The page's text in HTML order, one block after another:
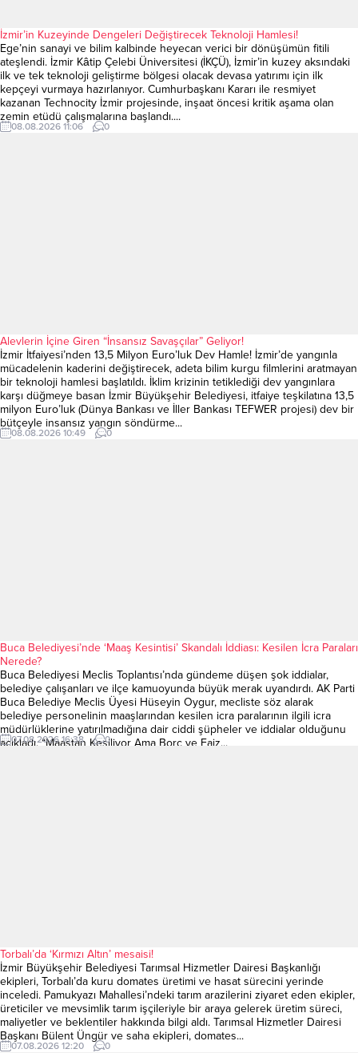
İzmir’in Kuzeyinde Dengeleri Değiştirecek Teknoloji Hamlesi!
Ege’nin sanayi ve bilim kalbinde heyecan verici bir dönüşümün fitili
ateşlendi. İzmir Kâtip Çelebi Üniversitesi (İKÇÜ), İzmir’in kuzey aksındaki
ilk ve tek teknoloji geliştirme bölgesi olacak devasa yatırımı için ilk
kepçeyi vurmaya hazırlanıyor. Cumhurbaşkanı Kararı ile resmiyet
kazanan Technocity İzmir projesinde, inşaat öncesi kritik aşama olan
zemin etüdü çalışmalarına başlandı....
08.08.2026 11:06 0
Alevlerin İçine Giren “İnsansız Savaşçılar” Geliyor!
İzmir İtfaiyesi’nden 13,5 Milyon Euro’luk Dev Hamle! İzmir’de yangınla
mücadelenin kaderini değiştirecek, adeta bilim kurgu filmlerini aratmayan
bir teknoloji hamlesi başlatıldı. İklim krizinin tetiklediği dev yangınlara
karşı düğmeye basan İzmir Büyükşehir Belediyesi, itfaiye teşkilatına 13,5
milyon Euro’luk (Dünya Bankası ve İller Bankası TEFWER projesi) dev bir
bütçeyle insansız yangın söndürme...
08.08.2026 10:49 0
Buca Belediyesi’nde ‘Maaş Kesintisi’ Skandalı İddiası: Kesilen İcra Paraları
Nerede?
Buca Belediyesi Meclis Toplantısı’nda gündeme düşen şok iddialar,
belediye çalışanları ve ilçe kamuoyunda büyük merak uyandırdı. AK Parti
Buca Belediye Meclis Üyesi Hüseyin Oygur, mecliste söz alarak
belediye personelinin maaşlarından kesilen icra paralarının ilgili icra
müdürlüklerine yatırılmadığına dair ciddi şüpheler ve iddialar olduğunu
açıkladı. “Maaştan Kesiliyor Ama Borç ve Faiz...
07.08.2026 16:38 0
Torbalı’da ‘Kırmızı Altın’ mesaisi!
İzmir Büyükşehir Belediyesi Tarımsal Hizmetler Dairesi Başkanlığı
ekipleri, Torbalı’da kuru domates üretimi ve hasat sürecini yerinde
inceledi. Pamukyazı Mahallesi’ndeki tarım arazilerini ziyaret eden ekipler,
üreticiler ve mevsimlik tarım işçileriyle bir araya gelerek üretim süreci,
maliyetler ve beklentiler hakkında bilgi aldı. Tarımsal Hizmetler Dairesi
Başkanı Bülent Üngür ve saha ekipleri, domates...
07.08.2026 12:20 0